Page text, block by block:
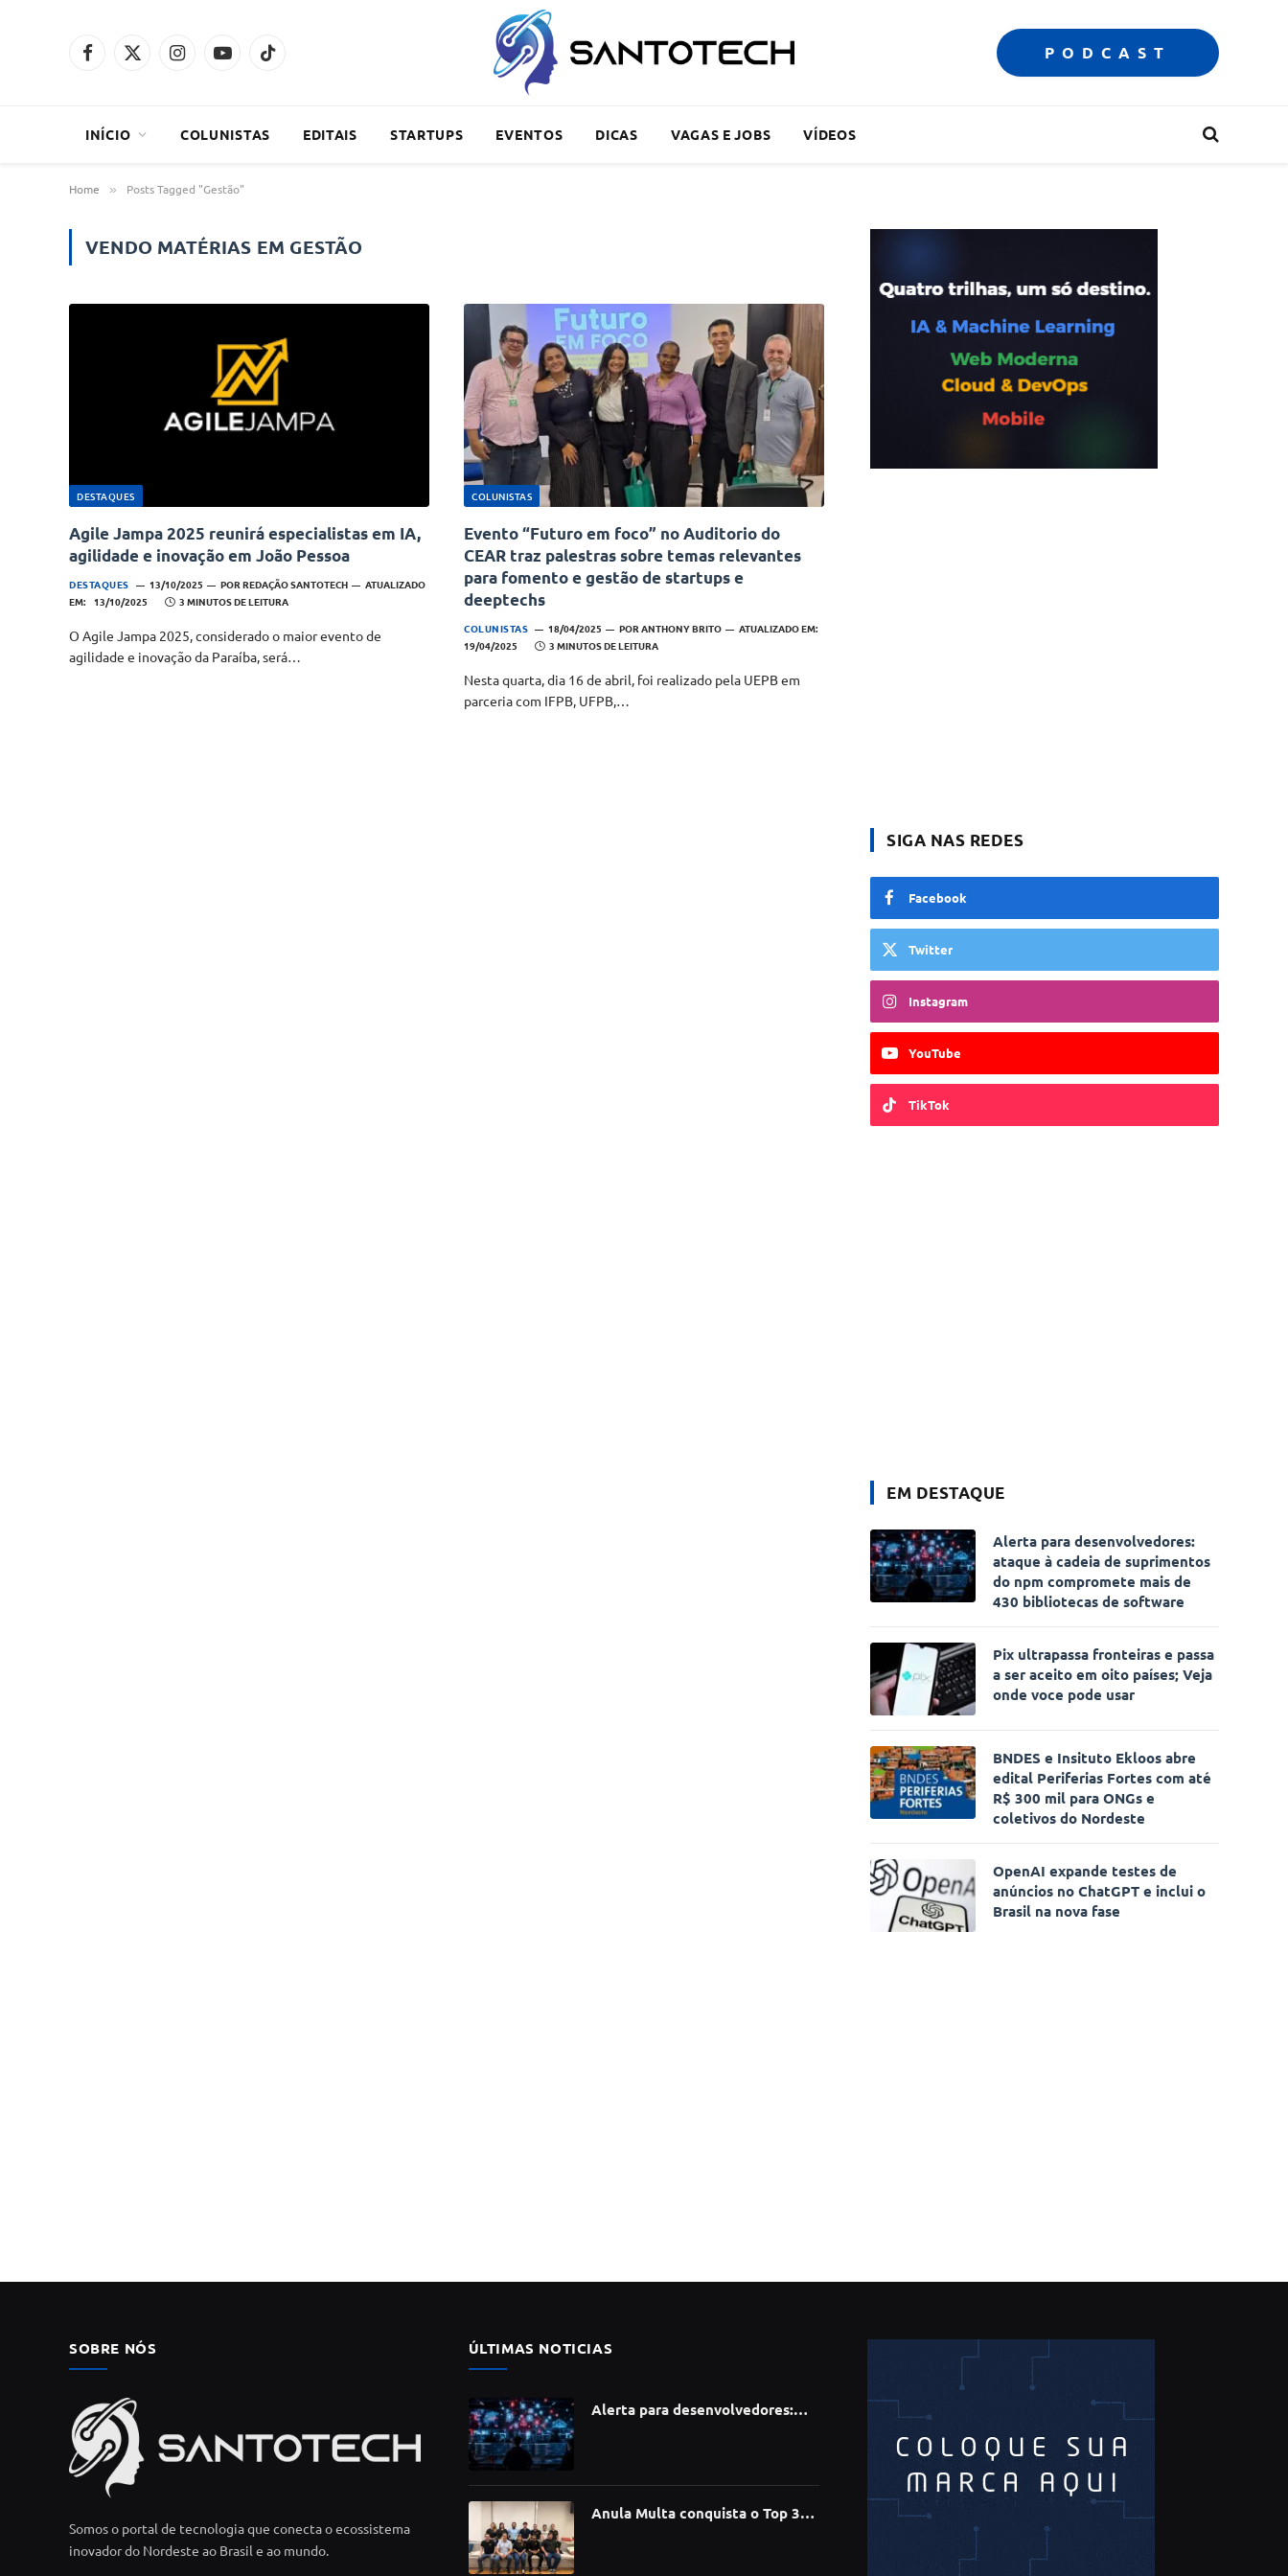
Facebook
X
InstagramYouTubeTikTok PODCAST
INÍCIO COLUNISTAS EDITAIS STARTUPS EVENTOS DICAS VAGAS E JOBS VÍDEOS
Home » Posts Tagged "Gestão"
VENDO MATÉRIAS EM GESTÃO
DESTAQUES
Agile Jampa 2025 reunirá especialistas em IA,
agilidade e inovação em João Pessoa
DESTAQUES 13/10/2025 POR REDAÇÃO SANTOTECH
ATUALIZADO
EM: 13/10/2025 3 MINUTOS DE LEITURA
O Agile Jampa 2025, considerado o maior evento de
agilidade e inovação da Paraíba, será…
COLUNISTAS
Evento “Futuro em foco” no Auditorio do
CEAR traz palestras sobre temas relevantes
para fomento e gestão de startups e
deeptechs
COLUNISTAS 18/04/2025 POR ANTHONY BRITO
ATUALIZADO EM:
19/04/2025
3 MINUTOS DE LEITURA
Nesta quarta, dia 16 de abril, foi realizado pela UEPB em
parceria com IFPB, UFPB,…
SIGA NAS REDES
Facebook
Twitter
Instagram
YouTube
TikTok
EM DESTAQUE
Alerta para desenvolvedores:
ataque à cadeia de suprimentos
do npm compromete mais de
430 bibliotecas de software
Pix ultrapassa fronteiras e passa
a ser aceito em oito países; Veja
onde voce pode usar
BNDES e Insituto Ekloos abre
edital Periferias Fortes com até
R$ 300 mil para ONGs e
coletivos do Nordeste
OpenAI expande testes de
anúncios no ChatGPT e inclui o
Brasil na nova fase
SOBRE NÓS
Somos o portal de tecnologia que conecta o ecossistema
inovador do Nordeste ao Brasil e ao mundo.
ÚLTIMAS NOTICIAS
Alerta para desenvolvedores:
Anula Multa conquista o Top 30